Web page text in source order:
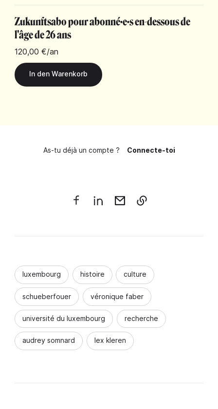
Zukunftsabo pour abonné·e·s en-dessous de
l'âge de 26 ans
120,00 €/an
As-tu déjà un compte ? Connecte-toi
luxembourg histoire culture
schueberfouer véronique faber
université du luxembourg recherche
audrey somnard lex kleren